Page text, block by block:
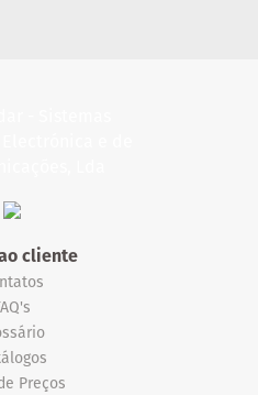
cliente
Preços